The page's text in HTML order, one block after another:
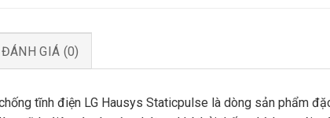
ĐÁNH GIÁ (0)
tĩnh điện LG Hausys Staticpulse là dòng sản phẩm